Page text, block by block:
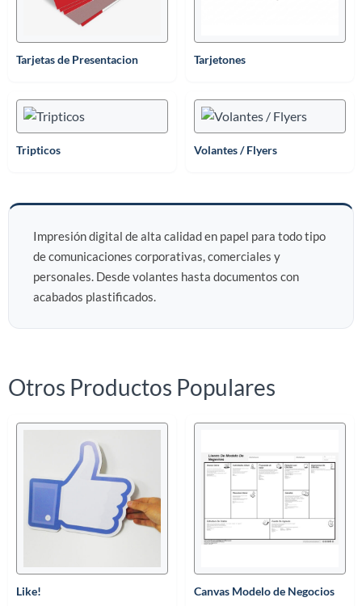
Tarjetas de Presentacion Tarjetones
Tripticos Volantes / Flyers
Impresión digital de alta calidad en papel para todo tipo
de comunicaciones corporativas, comerciales y
personales. Desde volantes hasta documentos con
acabados plastificados.
Otros Productos Populares
Like! Canvas Modelo de Negocios